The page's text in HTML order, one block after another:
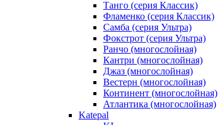
Танго (серия Классик)
Фламенко (серия Классик)
Самба (серия Ультра)
Фокстрот (серия Ультра)
Ранчо (многослойная)
Кантри (многослойная)
Джаз (многослойная)
Вестерн (многослойная)
Континент (многослойная)
Атлантика (многослойная)
Katepal